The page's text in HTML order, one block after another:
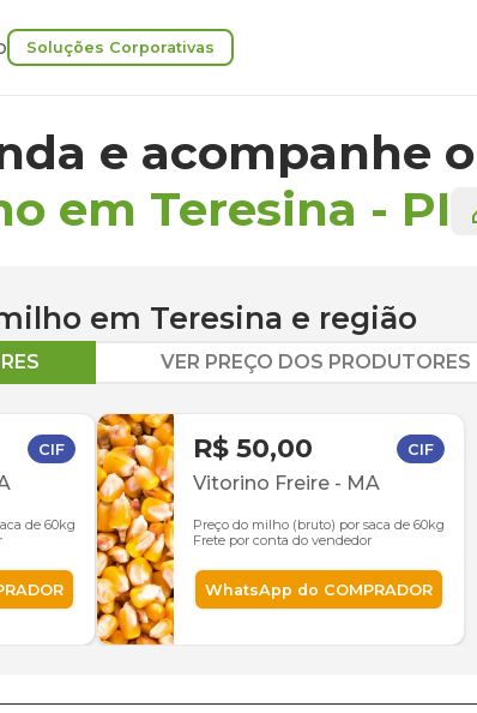
Soluções Corporativas
e acompanhe o
em Teresina - PI
em Teresina e região
VER PREÇO DOS PRODUTORES
CIF
de 60kg
R$ 50,00 CIF
Vitorino Freire - MA
Preço do milho (bruto) por saca de 60kg
Frete por conta do vendedor
WhatsApp do COMPRADOR